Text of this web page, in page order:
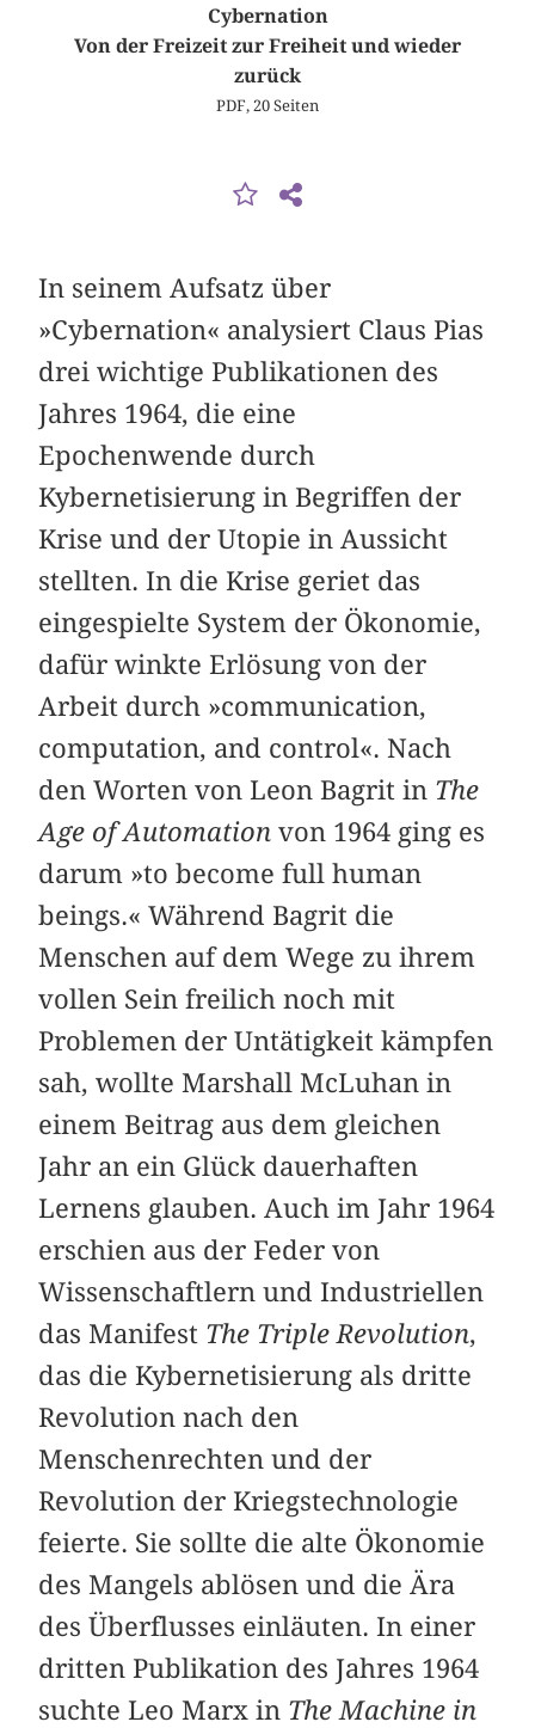
Cybernation
Von der Freizeit zur Freiheit und wieder
zurück
PDF, 20 Seiten
In seinem Aufsatz über
»Cybernation« analysiert Claus Pias
drei wichtige Publikationen des
Jahres 1964, die eine
Epochenwende durch
Kybernetisierung in Begriffen der
Krise und der Utopie in Aussicht
stellten. In die Krise geriet das
eingespielte System der Ökonomie,
dafür winkte Erlösung von der
Arbeit durch »communication,
computation, and control«. Nach
den Worten von Leon Bagrit in The
Age of Automation von 1964 ging es
darum »to become full human
beings.« Während Bagrit die
Menschen auf dem Wege zu ihrem
vollen Sein freilich noch mit
Problemen der Untätigkeit kämpfen
sah, wollte Marshall McLuhan in
einem Beitrag aus dem gleichen
Jahr an ein Glück dauerhaften
Lernens glauben. Auch im Jahr 1964
erschien aus der Feder von
Wissenschaftlern und Industriellen
das Manifest The Triple Revolution,
das die Kybernetisierung als dritte
Revolution nach den
Menschenrechten und der
Revolution der Kriegstechnologie
feierte. Sie sollte die alte Ökonomie
des Mangels ablösen und die Ära
des Überflusses einläuten. In einer
dritten Publikation des Jahres 1964
suchte Leo Marx in The Machine in